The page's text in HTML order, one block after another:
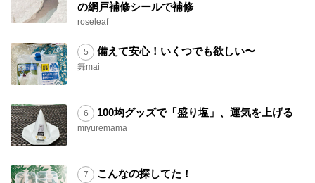
の網戸補修シールで補修
roseleaf
備えて安心！いくつでも欲しい〜
舞mai
100均グッズで「盛り塩」、運気を上げる
miyuremama
こんなの探してた！